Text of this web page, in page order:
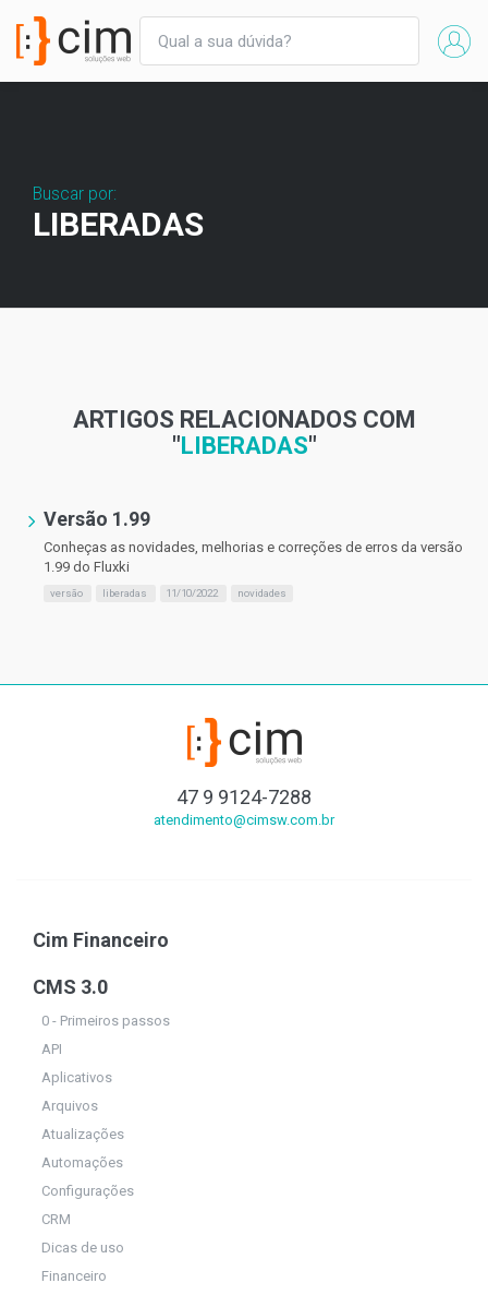
Buscar por:
LIBERADAS
ARTIGOS RELACIONADOS COM
"LIBERADAS"
Versão 1.99
Conheças as novidades, melhorias e correções de erros da versão
1.99 do Fluxki
versão liberadas 11/10/2022 novidades
47 9 9124-7288
atendimento@cimsw.com.br
Cim Financeiro
CMS 3.0
0 - Primeiros passos
API
Aplicativos
Arquivos
Atualizações
Automações
Configurações
CRM
Dicas de uso
Financeiro